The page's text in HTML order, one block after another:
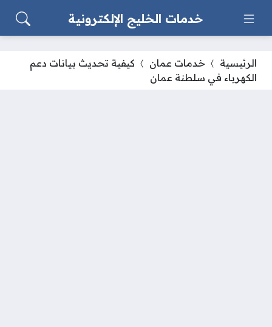
خدمات الخليج الإلكترونية
الرئيسية خدمات عمان
كيفية تحديث بيانات دعم
الكهرباء في سلطنة عمان